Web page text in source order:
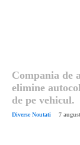
Compania de
elimine
de pe vehicul.
Diverse Noutati 7